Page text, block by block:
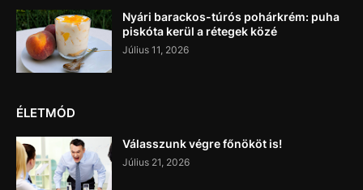
Nyári barackos-túrós pohárkrém: puha
piskóta kerül a rétegek közé
Július 11, 2026
ÉLETMÓD
Válasszunk végre főnököt is!
Július 21, 2026